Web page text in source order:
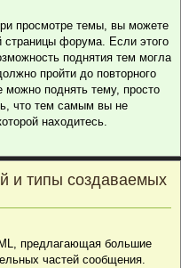
просмотре темы, вы можете
страницы форума. Если этого
поднятия тем могла
пройти до повторного
поднять тему, просто
что тем самым вы не
находитесь.
и типы создаваемых
предлагающая большие
частей сообщения.